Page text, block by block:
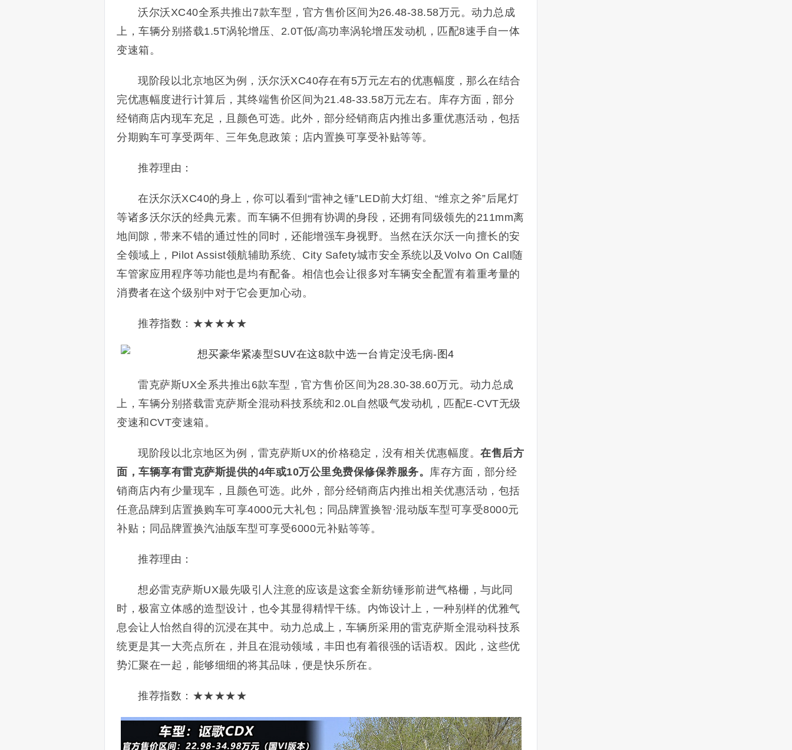
沃尔沃XC40全系共推出7款车型，官方售价区间为26.48-38.58万元。动力总成
上，车辆分别搭载1.5T涡轮增压、2.0T低/高功率涡轮增压发动机，匹配8速手自一体
变速箱。
现阶段以北京地区为例，沃尔沃XC40存在有5万元左右的优惠幅度，那么在结合
完优惠幅度进行计算后，其终端售价区间为21.48-33.58万元左右。库存方面，部分
经销商店内现车充足，且颜色可选。此外，部分经销商店内推出多重优惠活动，包括
分期购车可享受两年、三年免息政策；店内置换可享受补贴等等。
推荐理由：
在沃尔沃XC40的身上，你可以看到“雷神之锤”LED前大灯组、“维京之斧”后尾灯
等诸多沃尔沃的经典元素。而车辆不但拥有协调的身段，还拥有同级领先的211mm离
地间隙，带来不错的通过性的同时，还能增强车身视野。当然在沃尔沃一向擅长的安
全领域上，Pilot Assist领航辅助系统、City Safety城市安全系统以及Volvo On Call随
车管家应用程序等功能也是均有配备。相信也会让很多对车辆安全配置有着重考量的
消费者在这个级别中对于它会更加心动。
推荐指数：★★★★★
雷克萨斯UX全系共推出6款车型，官方售价区间为28.30-38.60万元。动力总成
上，车辆分别搭载雷克萨斯全混动科技系统和2.0L自然吸气发动机，匹配E-CVT无级
变速和CVT变速箱。
现阶段以北京地区为例，雷克萨斯UX的价格稳定，没有相关优惠幅度。 在售后方
面，车辆享有雷克萨斯提供的4年或10万公里免费保修保养服务。 库存方面，部分经
销商店内有少量现车，且颜色可选。此外，部分经销商店内推出相关优惠活动，包括
任意品牌到店置换购车可享4000元大礼包；同品牌置换智·混动版车型可享受8000元
补贴；同品牌置换汽油版车型可享受6000元补贴等等。
推荐理由：
想必雷克萨斯UX最先吸引人注意的应该是这套全新纺锤形前进气格栅，与此同
时，极富立体感的造型设计，也令其显得精悍干练。内饰设计上，一种别样的优雅气
息会让人怡然自得的沉浸在其中。动力总成上，车辆所采用的雷克萨斯全混动科技系
统更是其一大亮点所在，并且在混动领域，丰田也有着很强的话语权。因此，这些优
势汇聚在一起，能够细细的将其品味，便是快乐所在。
推荐指数：★★★★★